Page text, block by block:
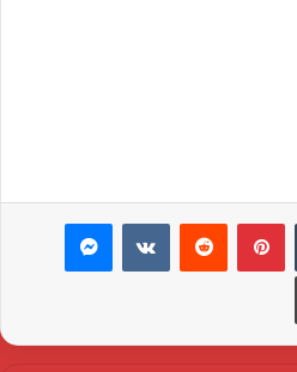
بينتيريست ماسنجر
طباعة